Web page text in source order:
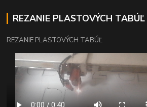
REZANIE PLASTOVÝCH TABÚĽ
REZANIE PLASTOVÝCH TABÚĽ